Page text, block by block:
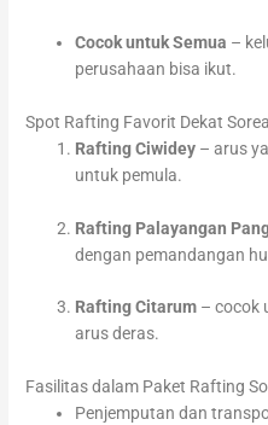
Cocok untuk Semua –
perusahaan bisa ikut.
Spot Rafting Favorit Dekat
Rafting Ciwidey – arus
untuk pemula.
Rafting Palayangan
dengan pemandangan
Rafting Citarum – cocok
arus deras.
Fasilitas dalam Paket Rafting
Penjemputan dan